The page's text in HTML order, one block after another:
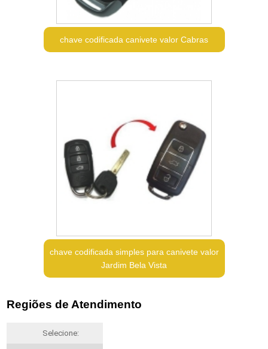
chave codificada canivete valor Cabras
chave codificada simples para canivete valor
Jardim Bela Vista
Regiões de Atendimento
Selecione: